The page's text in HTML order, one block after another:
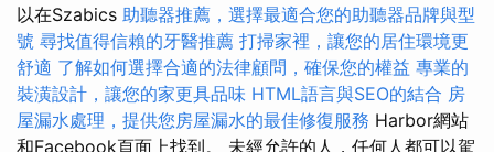
以在Szabics 助聽器推薦，選擇最適合您的助聽器品牌與型
號 尋找值得信賴的牙醫推薦 打掃家裡，讓您的居住環境更
舒適 了解如何選擇合適的法律顧問，確保您的權益 專業的
裝潢設計，讓您的家更具品味 HTML語言與SEO的結合 房
屋漏水處理，提供您房屋漏水的最佳修復服務 Harbor網站
和Facebook頁面上找到。 未經允許的人，任何人都可以駕